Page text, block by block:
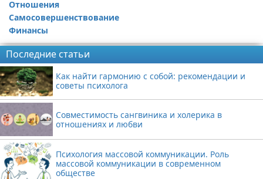
Отношения
Самосовершенствование
Финансы
Последние статьи
Как найти гармонию с собой: рекомендации и
советы психолога
Совместимость сангвиника и холерика в
отношениях и любви
Психология массовой коммуникации. Роль
массовой коммуникации в современном
обществе